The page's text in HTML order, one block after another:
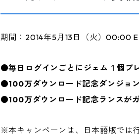
期間：2014年5月13日（火）
●毎日ログインごとにジェム１個プ
●100万ダウンロード記念ダンジョ
●100万ダウンロード記念ランスが
※本キャンペーンは、日本語版では